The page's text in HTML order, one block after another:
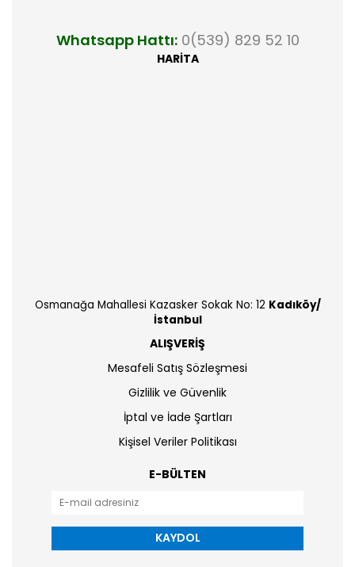
Whatsapp Hattı: 0(539) 829 52 10
HARİTA
Osmanağa Mahallesi Kazasker Sokak No: 12 Kadıköy/
İstanbul
ALIŞVERİŞ
Mesafeli Satış Sözleşmesi
Gizlilik ve Güvenlik
İptal ve İade Şartları
Kişisel Veriler Politikası
E-BÜLTEN
KAYDOL